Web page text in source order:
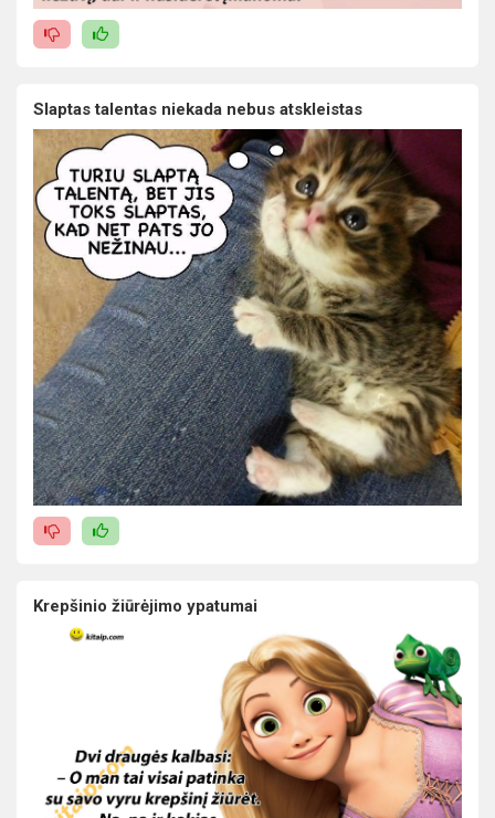
Slaptas talentas niekada nebus atskleistas
Krepšinio žiūrėjimo ypatumai